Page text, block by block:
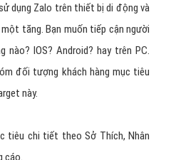
dụng Zalo trên thiết bị di động và
tăng. Bạn muốn tiếp cận người
nào? IOS? Android? hay trên PC.
đối tượng khách hàng mục tiêu
này.
tiêu chi tiết theo Sở Thích, Nhân
cáo.